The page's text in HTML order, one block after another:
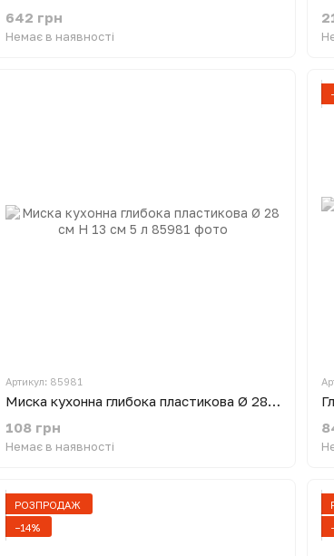
642 грн
Немає в наявності
Артикул: 85981
Миска кухонна глибока пластикова Ø 28 см H 13 см 5 л
108 грн
Немає в наявності
РОЗПРОДАЖ
−14%